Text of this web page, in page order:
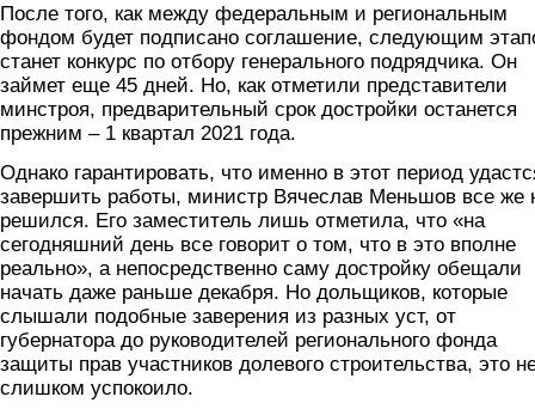
После того, как между федеральным и региональным
фондом будет подписано соглашение, следующим
станет конкурс по отбору генерального подрядчика. Он
займет еще 45 дней. Но, как отметили представители
минстроя, предварительный срок достройки останется
прежним – 1 квартал 2021 года.
Однако гарантировать, что именно в этот период
завершить работы, министр Вячеслав Меньшов все же
решился. Его заместитель лишь отметила, что «на
сегодняшний день все говорит о том, что в это вполне
реально», а непосредственно саму достройку обещали
начать даже раньше декабря. Но дольщиков, которые
слышали подобные заверения из разных уст, от
губернатора до руководителей регионального фонда
защиты прав участников долевого строительства, это
слишком успокоило.